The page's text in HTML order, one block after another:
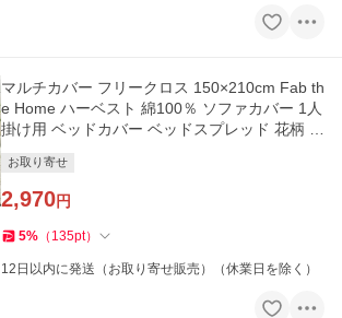
マルチカバー フリークロス 150×210cm Fab th
e Home ハーベスト 綿100％ ソファカバー 1人
掛け用 ベッドカバー ベッドスプレッド 花柄 北
お取り寄せ
2,970円
5% （ 135pt）
12日以内に発送（お取り寄せ販売）（休業日を除く）